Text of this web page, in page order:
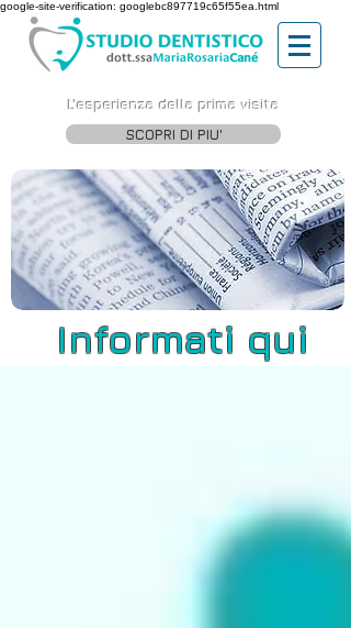
google-site-verification: googlebc897719c65f55ea.html
L'esperienza della prima visita
SCOPRI DI PIU'
Informati qui